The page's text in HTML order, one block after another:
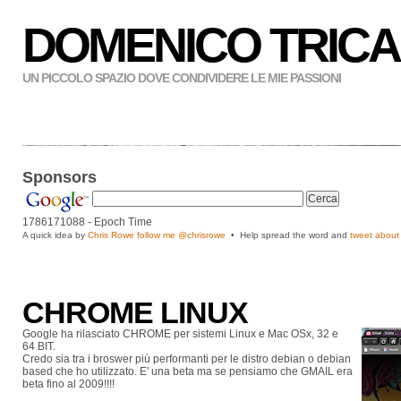
DOMENICO
UN PICCOLO SPAZIO DOVE CONDIVIDERE LE MIE PASSIONI
Sponsors
1786171089 - Epoch Time
A quick idea by Chris Rowe follow me @chrisrowe • Help spread the word and tweet
CHROME LINUX
Google ha rilasciato CHROME per sistemi Linux e Mac OSx, 32 e
64 BIT.
Credo sia tra i broswer più performanti per le distro debian o debian
based che ho utilizzato. E' una beta ma se pensiamo che GMAIL era
beta fino al 2009!!!!